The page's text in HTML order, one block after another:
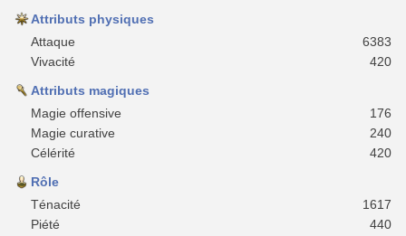
Attributs physiques
Attaque
6383
Vivacité
420
Attributs magiques
Magie offensive
176
Magie curative
240
Célérité
420
Rôle
Ténacité
1617
Piété
440